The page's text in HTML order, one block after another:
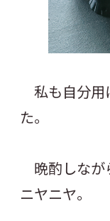
私も自分用
た。
晩酌しなが
ニヤニヤ。